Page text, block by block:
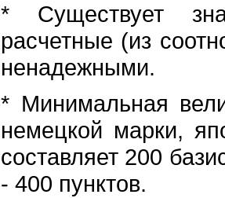
* Существует
pасчетные (из
ненадежными.
* Минимальная
немецкой маpки,
составляет 200
- 400 пунктов.